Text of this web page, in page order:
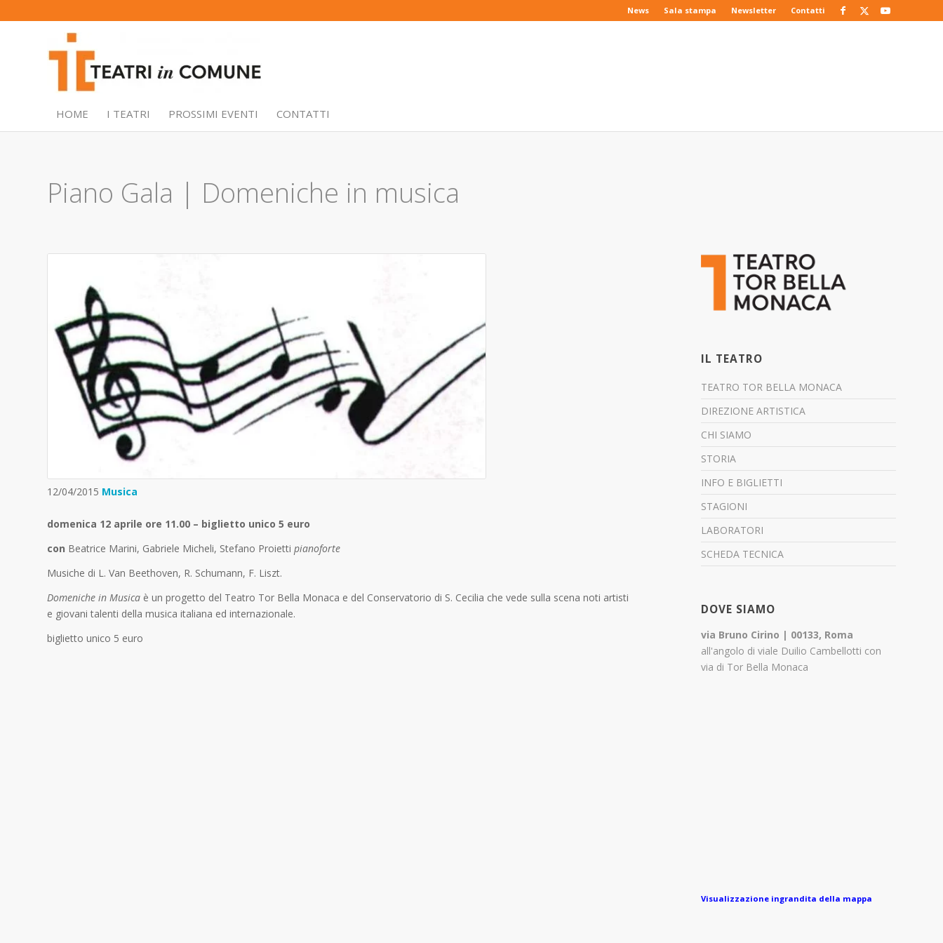
News Sala stampa Newsletter Contatti
HOME I TEATRI PROSSIMI EVENTI CONTATTI
Piano Gala | Domeniche in musica
12/04/2015 Musica
domenica 12 aprile ore 11.00 – biglietto unico 5 euro
con Beatrice Marini, Gabriele Micheli, Stefano Proietti pianoforte
Musiche di L. Van Beethoven, R. Schumann, F. Liszt.
Domeniche in Musica è un progetto del Teatro Tor Bella Monaca e del Conservatorio di S. Cecilia che vede sulla scena noti artisti
e giovani talenti della musica italiana ed internazionale.
biglietto unico 5 euro
IL TEATRO
TEATRO TOR BELLA MONACA
DIREZIONE ARTISTICA
CHI SIAMO
STORIA
INFO E BIGLIETTI
STAGIONI
LABORATORI
SCHEDA TECNICA
DOVE SIAMO
via Bruno Cirino | 00133, Roma
all'angolo di viale Duilio Cambellotti con
via di Tor Bella Monaca
Visualizzazione ingrandita della mappa